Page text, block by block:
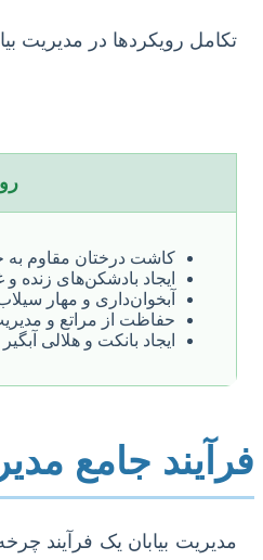
تکامل رویکردها در مدیریت
کاشت درختان مقاوم به
ایجاد بادشکن‌های زنده و
آبخوان‌داری و مهار
حفاظت از مراتع و
ایجاد بانکت و هلالی آبگیر
فرآیند جامع
مدیریت بیابان یک فرآیند